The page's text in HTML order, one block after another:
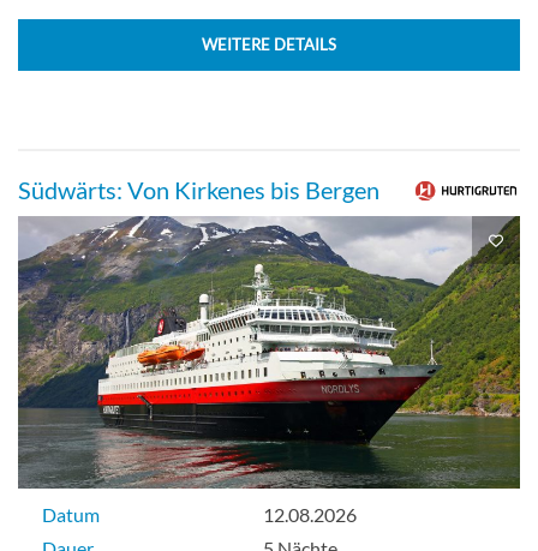
WEITERE DETAILS
Südwärts: Von Kirkenes bis Bergen
Datum
12.08.2026